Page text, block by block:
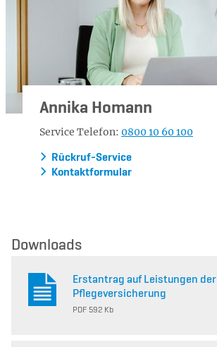
Annika Homann
Service Telefon: 0800 10 60 100
Rückruf-Service
Kontaktformular
Downloads
Erstantrag auf Leistungen der
Pflegeversicherung
PDF 592 Kb